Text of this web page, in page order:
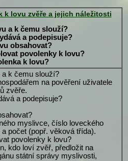
k lovu zvěře a jejich náležitosti
a k čemu slouží?
a podepisuje?
obsahovat?
povolenky k lovu?
k lovu?
a k čemu slouží?
na pověření uživatele
zvěře.
a podepisuje?
myslivce, číslo loveckého
počet (popř. věková třída).
povolenky k lovu?
kdo loví zvěř, předložit na
státní správy myslivosti,